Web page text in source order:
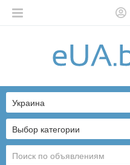
Українська
Выбор категории
Украина